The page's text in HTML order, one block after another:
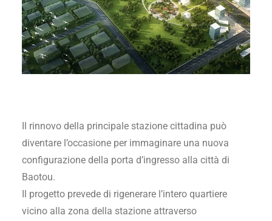
Il rinnovo della principale stazione cittadina può
diventare l’occasione per immaginare una nuova
configurazione della porta d’ingresso alla città di
Baotou.
Il progetto prevede di rigenerare l’intero quartiere
vicino alla zona della stazione attraverso